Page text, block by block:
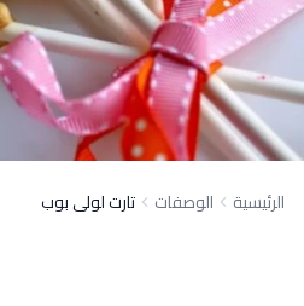
الرئيسية الوصفات تارت لولى بوب